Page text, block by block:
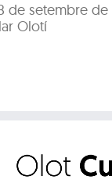
de setembre de
Olotí